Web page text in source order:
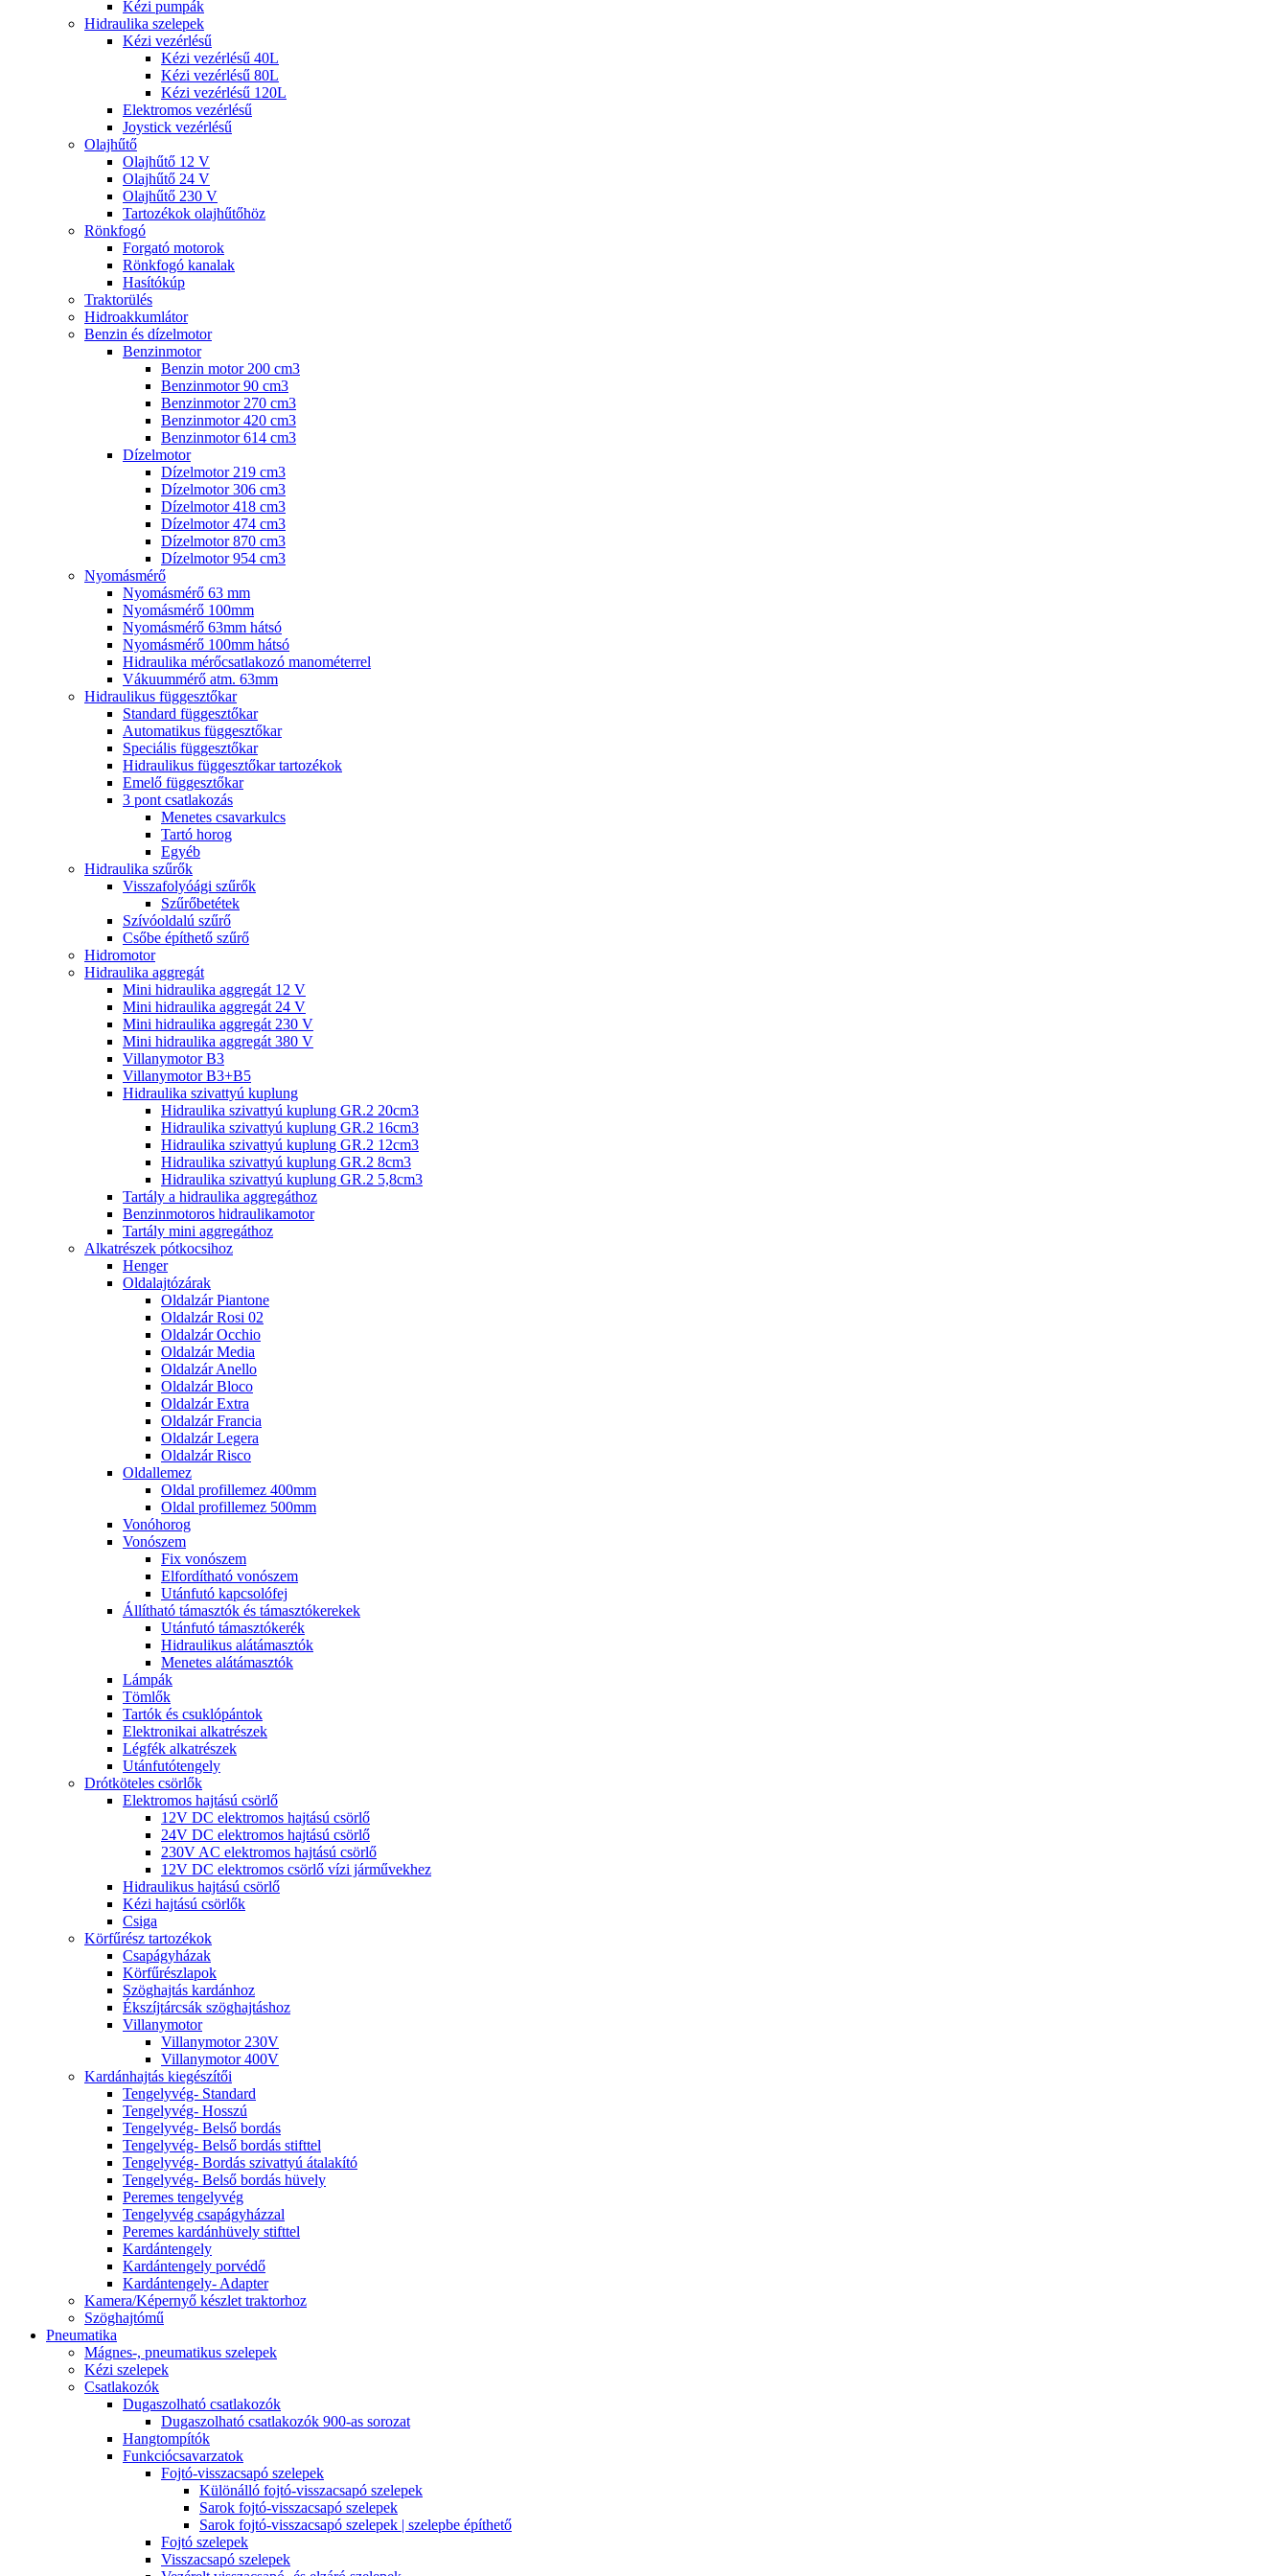
Kézi pumpák
Hidraulika szelepek
Kézi vezérlésű
Kézi vezérlésű 40L
Kézi vezérlésű 80L
Kézi vezérlésű 120L
Elektromos vezérlésű
Joystick vezérlésű
Olajhűtő
Olajhűtő 12 V
Olajhűtő 24 V
Olajhűtő 230 V
Tartozékok olajhűtőhöz
Rönkfogó
Forgató motorok
Rönkfogó kanalak
Hasítókúp
Traktorülés
Hidroakkumlátor
Benzin és dízelmotor
Benzinmotor
Benzin motor 200 cm3
Benzinmotor 90 cm3
Benzinmotor 270 cm3
Benzinmotor 420 cm3
Benzinmotor 614 cm3
Dízelmotor
Dízelmotor 219 cm3
Dízelmotor 306 cm3
Dízelmotor 418 cm3
Dízelmotor 474 cm3
Dízelmotor 870 cm3
Dízelmotor 954 cm3
Nyomásmérő
Nyomásmérő 63 mm
Nyomásmérő 100mm
Nyomásmérő 63mm hátsó
Nyomásmérő 100mm hátsó
Hidraulika mérőcsatlakozó manométerrel
Vákuummérő atm. 63mm
Hidraulikus függesztőkar
Standard függesztőkar
Automatikus függesztőkar
Speciális függesztőkar
Hidraulikus függesztőkar tartozékok
Emelő függesztőkar
3 pont csatlakozás
Menetes csavarkulcs
Tartó horog
Egyéb
Hidraulika szűrők
Visszafolyóági szűrők
Szűrőbetétek
Szívóoldalú szűrő
Csőbe építhető szűrő
Hidromotor
Hidraulika aggregát
Mini hidraulika aggregát 12 V
Mini hidraulika aggregát 24 V
Mini hidraulika aggregát 230 V
Mini hidraulika aggregát 380 V
Villanymotor B3
Villanymotor B3+B5
Hidraulika szivattyú kuplung
Hidraulika szivattyú kuplung GR.2 20cm3
Hidraulika szivattyú kuplung GR.2 16cm3
Hidraulika szivattyú kuplung GR.2 12cm3
Hidraulika szivattyú kuplung GR.2 8cm3
Hidraulika szivattyú kuplung GR.2 5,8cm3
Tartály a hidraulika aggregáthoz
Benzinmotoros hidraulikamotor
Tartály mini aggregáthoz
Alkatrészek pótkocsihoz
Henger
Oldalajtózárak
Oldalzár Piantone
Oldalzár Rosi 02
Oldalzár Occhio
Oldalzár Media
Oldalzár Anello
Oldalzár Bloco
Oldalzár Extra
Oldalzár Francia
Oldalzár Legera
Oldalzár Risco
Oldallemez
Oldal profillemez 400mm
Oldal profillemez 500mm
Vonóhorog
Vonószem
Fix vonószem
Elfordítható vonószem
Utánfutó kapcsolófej
Állítható támasztók és támasztókerekek
Utánfutó támasztókerék
Hidraulikus alátámasztók
Menetes alátámasztók
Lámpák
Tömlők
Tartók és csuklópántok
Elektronikai alkatrészek
Légfék alkatrészek
Utánfutótengely
Drótköteles csörlők
Elektromos hajtású csörlő
12V DC elektromos hajtású csörlő
24V DC elektromos hajtású csörlő
230V AC elektromos hajtású csörlő
12V DC elektromos csörlő vízi járművekhez
Hidraulikus hajtású csörlő
Kézi hajtású csörlők
Csiga
Körfűrész tartozékok
Csapágyházak
Körfűrészlapok
Szöghajtás kardánhoz
Ékszíjtárcsák szöghajtáshoz
Villanymotor
Villanymotor 230V
Villanymotor 400V
Kardánhajtás kiegészítői
Tengelyvég- Standard
Tengelyvég- Hosszú
Tengelyvég- Belső bordás
Tengelyvég- Belső bordás stifttel
Tengelyvég- Bordás szivattyú átalakító
Tengelyvég- Belső bordás hüvely
Peremes tengelyvég
Tengelyvég csapágyházzal
Peremes kardánhüvely stifttel
Kardántengely
Kardántengely porvédő
Kardántengely- Adapter
Kamera/Képernyő készlet traktorhoz
Szöghajtómű
Pneumatika
Mágnes-, pneumatikus szelepek
Kézi szelepek
Csatlakozók
Dugaszolható csatlakozók
Dugaszolható csatlakozók 900-as sorozat
Hangtompítók
Funkciócsavarzatok
Fojtó-visszacsapó szelepek
Különálló fojtó-visszacsapó szelepek
Sarok fojtó-visszacsapó szelepek
Sarok fojtó-visszacsapó szelepek | szelepbe építhető
Fojtó szelepek
Visszacsapó szelepek